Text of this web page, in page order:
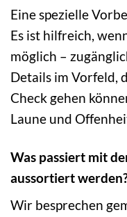
Eine spezielle
Es ist hilfreich,
möglich –
Details im Vorfeld,
Check gehen
Laune und
Was passiert mit
aussortiert
Wir besprechen